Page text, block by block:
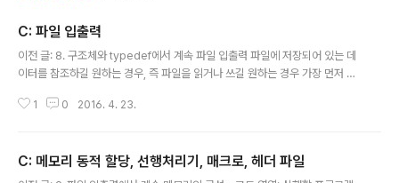
C: 파일 입출력
이전 글: 8. 구조체와 typedef에서 계속 파일 입출력 파일에 저장되어 있는 데
이터를 참조하길 원하는 경우, 즉 파일을 읽거나 쓰길 원하는 경우 가장 먼저 해
그램과 파일 사이에 "스트림(stream)"을 형성해야 한다. 스트림은 운영체제에
기 FILE * fopen(const char * filename, const char * mode); --> 성
공 시 해당 파일의 FILE 구조체 변수의 주소값, 실패 시 NULL 포인터 반환 FIL
1 0 2016. 4. 23.
C: 메모리 동적 할당, 선행처리기, 매크로, 헤더 파일